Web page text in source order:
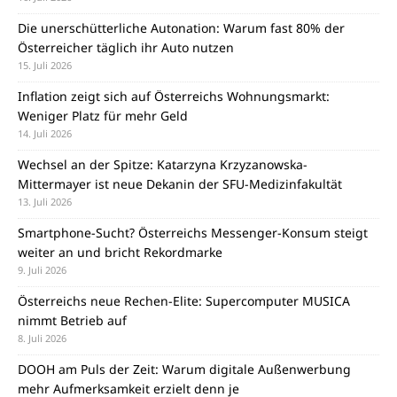
Die unerschütterliche Autonation: Warum fast 80% der
Österreicher täglich ihr Auto nutzen
15. Juli 2026
Inflation zeigt sich auf Österreichs Wohnungsmarkt:
Weniger Platz für mehr Geld
14. Juli 2026
Wechsel an der Spitze: Katarzyna Krzyzanowska-
Mittermayer ist neue Dekanin der SFU-Medizinfakultät
13. Juli 2026
Smartphone-Sucht? Österreichs Messenger-Konsum steigt
weiter an und bricht Rekordmarke
9. Juli 2026
Österreichs neue Rechen-Elite: Supercomputer MUSICA
nimmt Betrieb auf
8. Juli 2026
DOOH am Puls der Zeit: Warum digitale Außenwerbung
mehr Aufmerksamkeit erzielt denn je